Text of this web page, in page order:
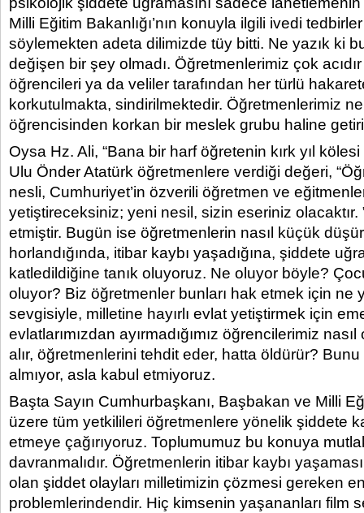
Milli Eğitim Bakanlığı’nın konuyla ilgili ivedi
söylemekten adeta dilimizde tüy bitti. Ne yazık ki
değişen bir şey olmadı. Öğretmenlerimiz çok
öğrencileri ya da veliler tarafından her türlü
korkutulmakta, sindirilmektedir. Öğretmenlerimiz
öğrencisinden korkan bir meslek grubu haline
Oysa Hz. Ali, “Bana bir harf öğretenin kırk yıl
Ulu Önder Atatürk öğretmenlere verdiği değeri,
nesli, Cumhuriyet’in özverili öğretmen ve
yetiştireceksiniz; yeni nesil, sizin eseriniz olacaktır.
etmiştir. Bugün ise öğretmenlerin nasıl küçük
horlandığında, itibar kaybı yaşadığına, şiddete
katledildiğine tanık oluyoruz. Ne oluyor böyle?
oluyor? Biz öğretmenler bunları hak etmek için ne
sevgisiyle, milletine hayırlı evlat yetiştirmek için
evlatlarımızdan ayırmadığımız öğrencilerimiz
alır, öğretmenlerini tehdit eder, hatta öldürür? Bunu
almıyor, asla kabul etmiyoruz.
Başta Sayın Cumhurbaşkanı, Başbakan ve Milli
üzere tüm yetkilileri öğretmenlere yönelik şiddete
etmeye çağırıyoruz. Toplumumuz bu konuya
davranmalıdır. Öğretmenlerin itibar kaybı
olan şiddet olayları milletimizin çözmesi gereken
problemlerindendir. Hiç kimsenin yaşananları film